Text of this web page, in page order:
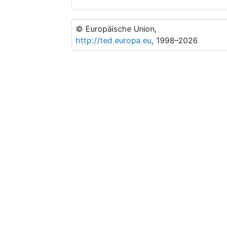
© Europäische Union,
http://ted.europa.eu, 1998–2026